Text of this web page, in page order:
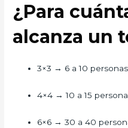
¿Para
alcanza un
3×3 → 6 a 10 personas
4×4 → 10 a 15
6×6 → 30 a 40